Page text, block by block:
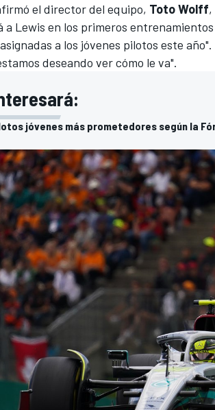
el director del equipo, Toto Wolff
Lewis en los primeros
a los jóvenes pilotos este año".
deseando ver cómo le va".
jóvenes más prometedores según la